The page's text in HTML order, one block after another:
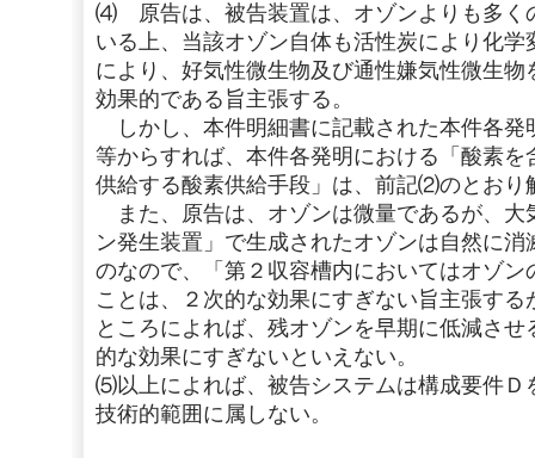
⑷ 原告は、被告装置は、オゾンよりも多く
いる上、当該オゾン自体も活性炭により化
により、好気性微生物及び通性嫌気性微生
効果的である旨主張する。
しかし、本件明細書に記載された本件各発
等からすれば、本件各発明における「酸素
供給する酸素供給手段」は、前記⑵のとおり
また、原告は、オゾンは微量であるが、大
ン発生装置」で生成されたオゾンは自然に
のなので、「第２収容槽内においてはオゾ
ことは、２次的な効果にすぎない旨主張す
ところによれば、残オゾンを早期に低減さ
的な効果にすぎないといえない。
⑸以上によれば、被告システムは構成要件Ｄ
技術的範囲に属しない。